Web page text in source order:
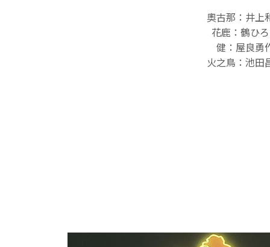
奧古那：井上
花鹿：鶴ひ
健：屋良勇
火之鳥：池田